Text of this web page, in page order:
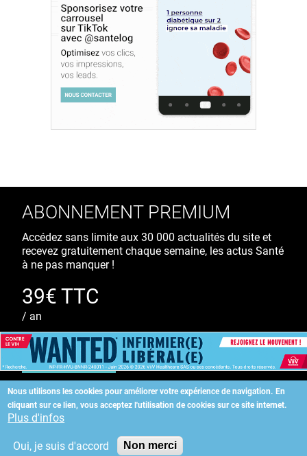
Nous utilisons les cookies pour améliorer votre expérience de navigation. En
cliquant sur ce lien, vous acceptez l'utilisation de cookies sur ce site internet.
Plus d'infos
Oui, je suis d'accord Non merci
ABONNEMENT PREMIUM
Accédez sans limite aux 30 000 actualités du site et
recevez gratuitement chaque semaine, les actus Santé
à ne pas manquer !
39€ TTC
/ an
S'ABONNER
Copyright
KAURIWEB